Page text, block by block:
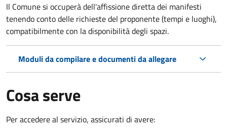
Il Comune si occuperà dell'affissione diretta dei manifesti
tenendo conto delle richieste del proponente (tempi e luoghi),
compatibilmente con la disponibilità degli spazi.
Moduli da compilare e documenti da allegare
Cosa serve
Per accedere al servizio, assicurati di avere: